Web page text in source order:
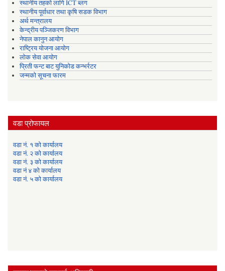
स्थानीय तहको लागि ICT ब्लग
स्थानीय पूर्वाधार तथा कृषि सडक विभाग
अर्थ मन्त्रालय
केन्द्रीय पञ्जिकरण विभाग
नेपाल कानुन आयोग
राष्ट्रिय योजना आयोग
लोक सेवा आयोग
प्रिती फन्ट बाट युनिकोड कन्भर्रटर
जन्मको सूचना फारम
वडा प्रोफायल
वडा नं. १ को कार्यालय
वडा नं. २ को कार्यालय
वडा नं. ३ को कार्यालय
वडा नं ४ को कार्यालय
वडा नं. ५ को कार्यालय